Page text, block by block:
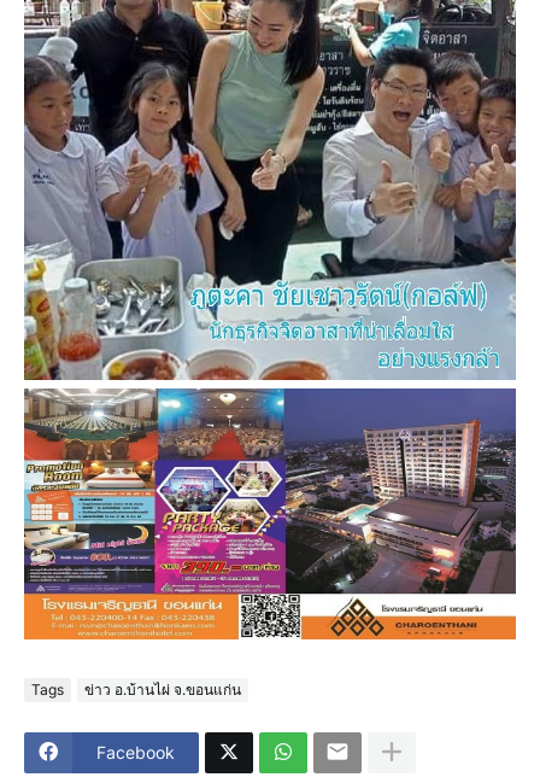
Tags ข่าว อ.บ้านไผ่ จ.ขอนแก่น
Facebook